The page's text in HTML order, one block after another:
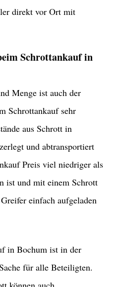
direkt vor Ort mit
Schrottankauf in
Menge ist auch der
Schrottankauf sehr
aus Schrott in
und abtransportiert
Preis viel niedriger als
ist und mit einem Schrott
einfach aufgeladen
in Bochum ist in der
für alle Beteiligten.